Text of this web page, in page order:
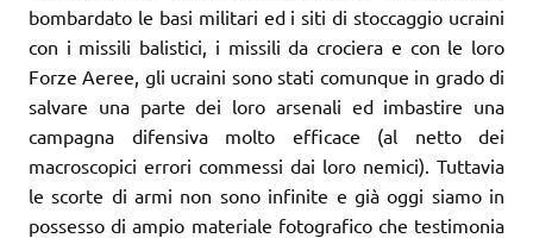
bombardato le basi militari ed i siti di stoccaggio ucraini
con i missili balistici, i missili da crociera e con le loro
Forze Aeree, gli ucraini sono stati comunque in grado di
salvare una parte dei loro arsenali ed imbastire una
campagna difensiva molto efficace (al netto dei
macroscopici errori commessi dai loro nemici). Tuttavia
le scorte di armi non sono infinite e già oggi siamo in
possesso di ampio materiale fotografico che testimonia